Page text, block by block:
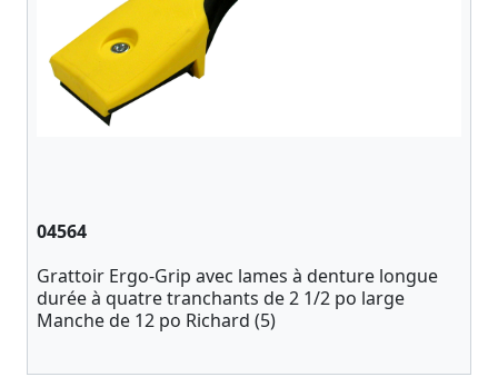
04564
Grattoir Ergo-Grip avec lames à denture longue
durée à quatre tranchants de 2 1/2 po large
Manche de 12 po Richard (5)